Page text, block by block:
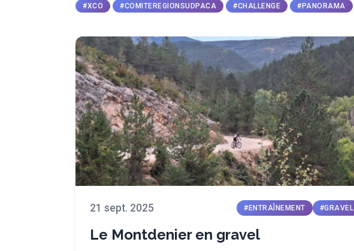
#XCO
#COMITEREGIONSUDPACA #CHALLENGE #PANORAMA
21 sept. 2025 #ENTRAÎNEMENT #GRAVEL
Le Montdenier en gravel